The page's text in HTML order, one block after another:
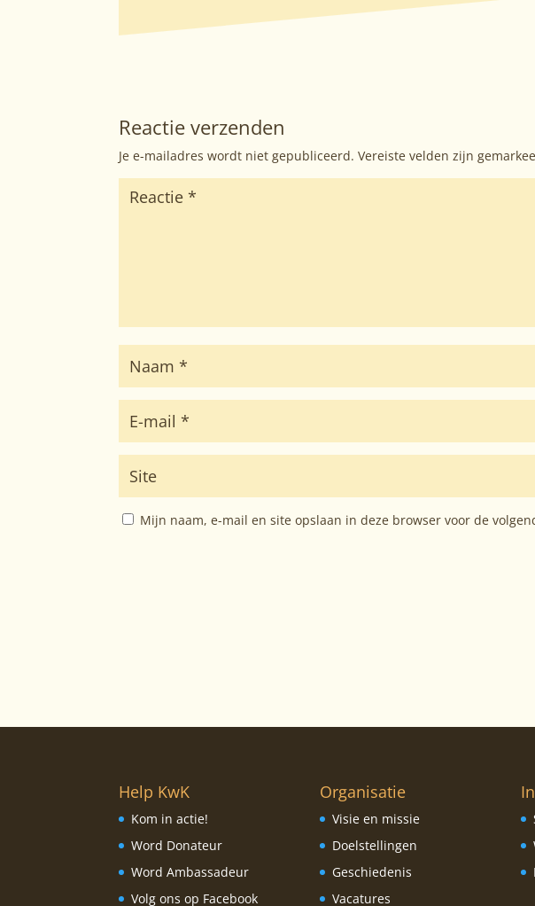
Reactie verzenden
Je e-mailadres wordt niet gepubliceerd. Vereiste velden zijn
Mijn naam, e-mail en site opslaan in deze browser voor de
Help KwK
Kom in actie!
Word Donateur
Word Ambassadeur
Volg ons op Facebook
Organisatie
Visie en missie
Doelstellingen
Geschiedenis
Vacatures